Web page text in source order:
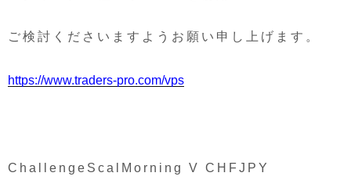
ご検討くださいますようお願い申し上げます。
https://www.traders-pro.com/vps
ChallengeScalMorning V CHFJPY